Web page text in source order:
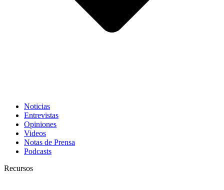
Noticias
Entrevistas
Opiniones
Videos
Notas de Prensa
Podcasts
Recursos